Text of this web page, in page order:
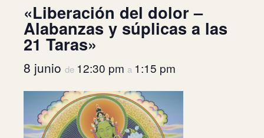
«Liberación del dolor –
Alabanzas y súplicas a las
21 Taras»
8 junio de 12:30 pm a 1:15 pm